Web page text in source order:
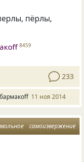
пёрлы,
8459
233
11 ноя 2014
самоизвержение